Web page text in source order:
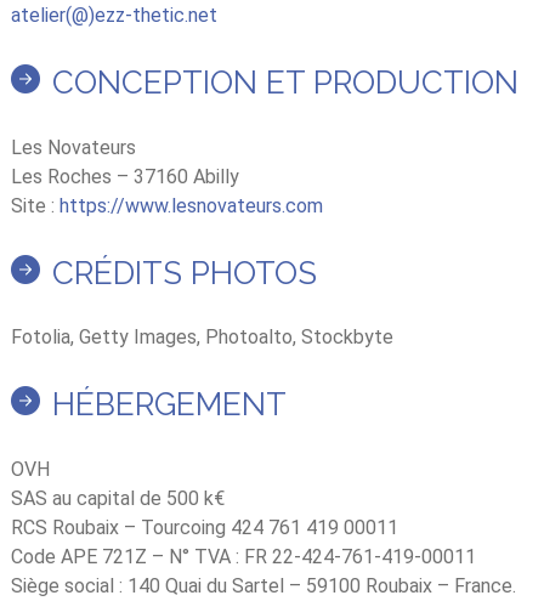
atelier(@)ezz-thetic.net
CONCEPTION ET PRODUCTION
Les Novateurs
Les Roches – 37160 Abilly
Site : https://www.lesnovateurs.com
CRÉDITS PHOTOS
Fotolia, Getty Images, Photoalto, Stockbyte
HÉBERGEMENT
OVH
SAS au capital de 500 k€
RCS Roubaix – Tourcoing 424 761 419 00011
Code APE 721Z – N° TVA : FR 22-424-761-419-00011
Siège social : 140 Quai du Sartel – 59100 Roubaix – France.